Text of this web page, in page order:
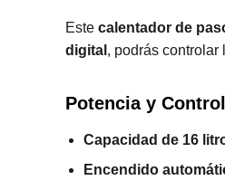
Este calentador de
digital , podrás controlar
Potencia y
Capacidad de 16
Encendido